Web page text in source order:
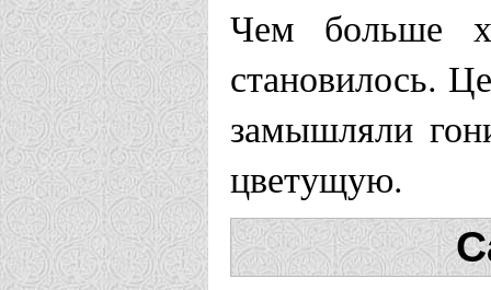
Чем больше
становилось.
замышляли
цветущую.